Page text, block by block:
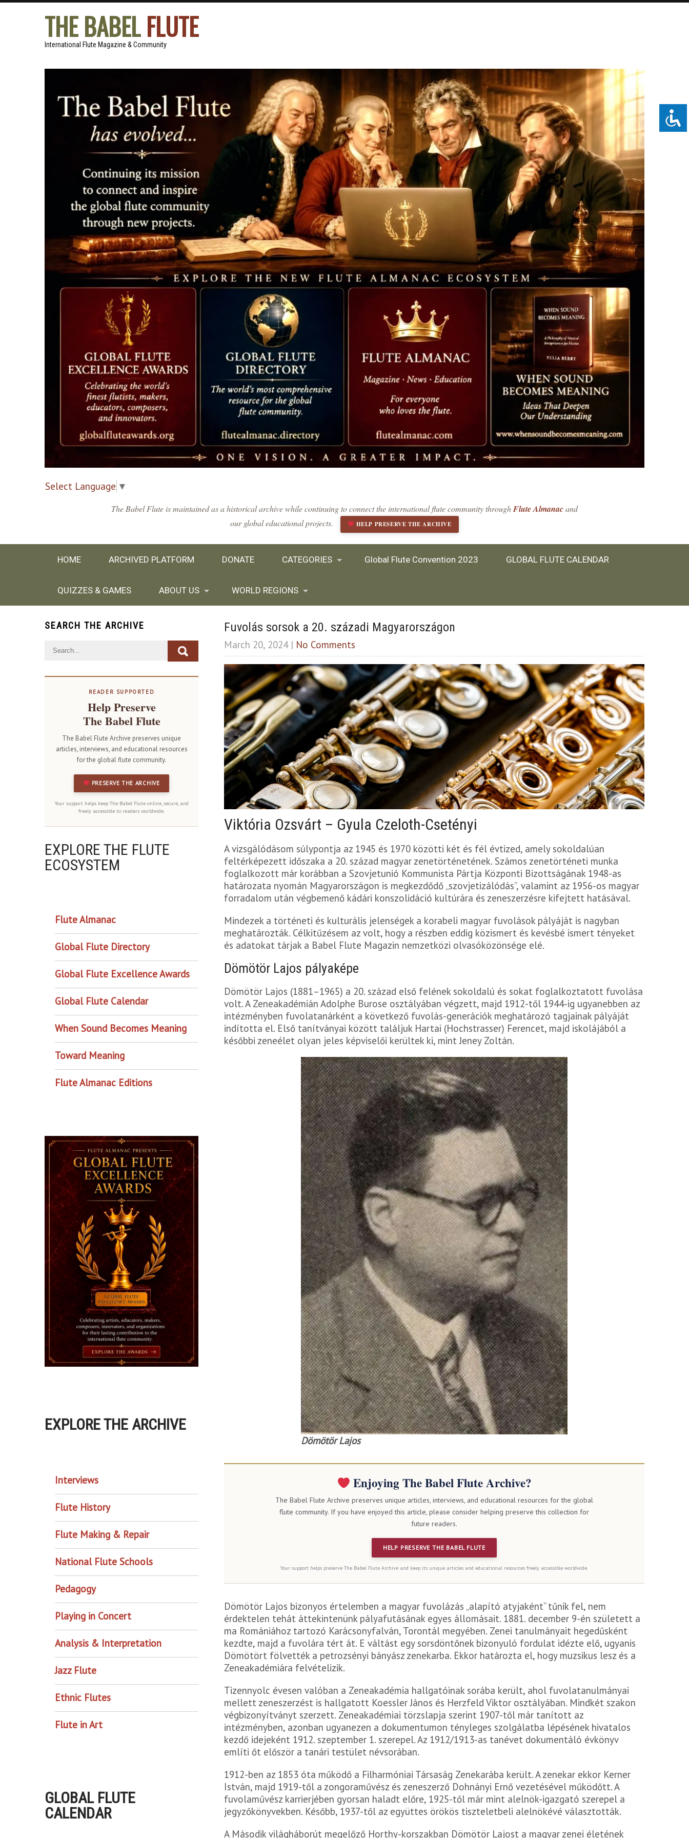
THE BABELFLUTE
International Flute Magazine & Community
Select Language ▼
The Babel Flute is maintained as a historical archive while continuing to connect the international flute community throughFlute Almanacand
our global educational projects.
HELP PRESERVE THE ARCHIVE
HOME ARCHIVED PLATFORM DONATE CATEGORIES Global Flute Convention 2023 GLOBAL FLUTE CALENDAR
QUIZZES & GAMES ABOUT US WORLD REGIONS
Fuvolás sorsok a 20. századi Magyarországon
March 20, 2024 | No Comments
Viktória Ozsvárt – Gyula Czeloth-Csetényi
A vizsgálódásom súlypontja az 1945 és 1970 közötti két és fél évtized, amely sokoldalúan
feltérképezett időszaka a 20. század magyar zenetörténetének. Számos zenetörténeti munka
foglalkozott már korábban a Szovjetunió Kommunista Pártja Központi Bizottságának 1948-as
határozata nyomán Magyarországon is megkezdődő „szovjetizálódás”, valamint az 1956-os magyar
forradalom után végbemenő kádári konszolidáció kultúrára és zeneszerzésre kifejtett hatásával.
Mindezek a történeti és kulturális jelenségek a korabeli magyar fuvolások pályáját is nagyban
meghatározták. Célkitűzésem az volt, hogy a részben eddig közismert és kevésbé ismert tényeket
és adatokat tárjak a Babel Flute Magazin nemzetközi olvasóközönsége elé.
Dömötör Lajos pályaképe
Dömötör Lajos (1881–1965) a 20. század első felének sokoldalú és sokat foglalkoztatott fuvolása
volt. A Zeneakadémián Adolphe Burose osztályában végzett, majd 1912-től 1944-ig ugyanebben az
intézményben fuvolatanárként a következő fuvolás-generációk meghatározó tagjainak pályáját
indította el. Első tanítványai között találjuk Hartai (Hochstrasser) Ferencet, majd iskolájából a
későbbi zeneélet olyan jeles képviselői kerültek ki, mint Jeney Zoltán.
Dömötör Lajos
Enjoying The Babel Flute Archive?
The Babel Flute Archive preserves unique articles, interviews, and educational resources for the global
flute community. If you have enjoyed this article, please consider helping preserve this collection for
future readers.
HELP PRESERVE THE BABEL FLUTE
Your support helps preserve The Babel Flute Archive and keep its unique articles and educational resources freely accessible worldwide.
Dömötör Lajos bizonyos értelemben a magyar fuvolázás „alapító atyjaként” tűnik fel, nem
érdektelen tehát áttekintenünk pályafutásának egyes állomásait. 1881. december 9-én született a
ma Romániához tartozó Karácsonyfalván, Torontál megyében. Zenei tanulmányait hegedűsként
kezdte, majd a fuvolára tért át. E váltást egy sorsdöntőnek bizonyuló fordulat idézte elő, ugyanis
Dömötört fölvették a petrozsényi bányász zenekarba. Ekkor határozta el, hogy muzsikus lesz és a
Zeneakadémiára felvételizik.
Tizennyolc évesen valóban a Zeneakadémia hallgatóinak sorába került, ahol fuvolatanulmányai
mellett zeneszerzést is hallgatott Koessler János és Herzfeld Viktor osztályában. Mindkét szakon
végbizonyítványt szerzett. Zeneakadémiai törzslapja szerint 1907-től már tanított az
intézményben, azonban ugyanezen a dokumentumon tényleges szolgálatba lépésének hivatalos
kezdő idejeként 1912. szeptember 1. szerepel. Az 1912/1913-as tanévet dokumentáló évkönyv
említi őt először a tanári testület névsorában.
1912-ben az 1853 óta működő a Filharmóniai Társaság Zenekarába került. A zenekar ekkor Kerner
István, majd 1919-től a zongoraművész és zeneszerző Dohnányi Ernő vezetésével működőtt. A
fuvolaművész karrierjében gyorsan haladt előre, 1925-től már mint alelnök-igazgató szerepel a
jegyzőkönyvekben. Később, 1937-től az együttes örökös tiszteletbeli alelnökévé választották.
A Második világháborút megelőző Horthy-korszakban Dömötör Lajost a magyar zenei életének
SEARCH THE ARCHIVE
READER SUPPORTED
Help Preserve
The Babel Flute
The Babel Flute Archive preserves unique
articles, interviews, and educational resources
for the global flute community.
PRESERVE THE ARCHIVE
Your support helps keep The Babel Flute online, secure, and
freely accessible to readers worldwide.
EXPLORE THE FLUTE
ECOSYSTEM
Flute Almanac
Global Flute Directory
Global Flute Excellence Awards
Global Flute Calendar
When Sound Becomes Meaning
Toward Meaning
Flute Almanac Editions
EXPLORE THE ARCHIVE
Interviews
Flute History
Flute Making & Repair
National Flute Schools
Pedagogy
Playing in Concert
Analysis & Interpretation
Jazz Flute
Ethnic Flutes
Flute in Art
GLOBAL FLUTE
CALENDAR